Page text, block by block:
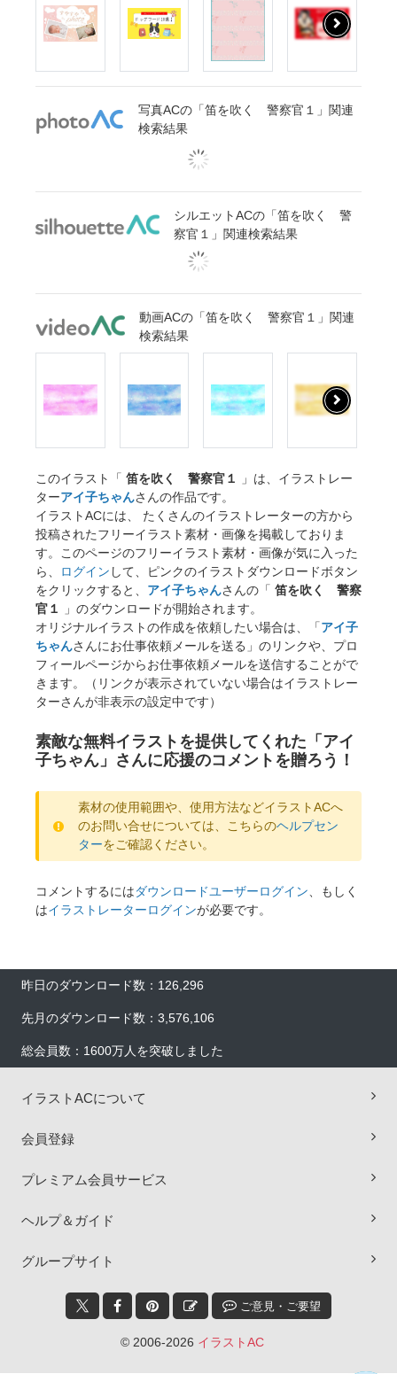
写真ACの「笛を吹く 警察官１」関連
検索結果
シルエットACの「笛を吹く 警
察官１」関連検索結果
動画ACの「笛を吹く 警察官１」関連
検索結果
このイラスト「 笛を吹く 警察官１
」は、イラストレー
ターアイ子ちゃんさんの作品です。
イラストACには、 たくさんのイラストレーターの方から
投稿されたフリーイラスト素材・画像を掲載しておりま
す。このページのフリーイラスト素材・画像が気に入った
ら、
ログイン して、ピンクのイラストダウンロードボタン
をクリックすると、 アイ子ちゃんさんの「 笛を吹く 警察
官１
」のダウンロードが開始されます。
オリジナルイラストの作成を依頼したい場合は、「アイ子
ちゃんさんにお仕事依頼メールを送る」のリンクや、プロ
フィールページからお仕事依頼メールを送信することがで
きます。（リンクが表示されていない場合はイラストレー
ターさんが非表示の設定中です）
素敵な無料イラストを提供してくれた「アイ
子ちゃん」さんに応援のコメントを贈ろう！
素材の使用範囲や、使用方法などイラストACへ
のお問い合せについては、こちらのヘルプセン
ターをご確認ください。
コメントするにはダウンロードユーザーログイン、もしく
はイラストレーターログインが必要です。
昨日のダウンロード数：126,296
先月のダウンロード数：3,576,106
総会員数：1600万人を突破しました
イラストACについて
会員登録
プレミアム会員サービス
ヘルプ＆ガイド
グループサイト
ご意見・ご要望
© 2006-2026 イラストAC